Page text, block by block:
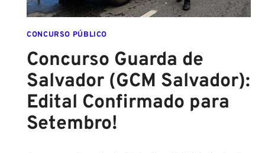
CONCURSO PÚBLICO
Concurso Guarda de
Salvador (GCM Salvador):
Edital Confirmado para
Setembro!